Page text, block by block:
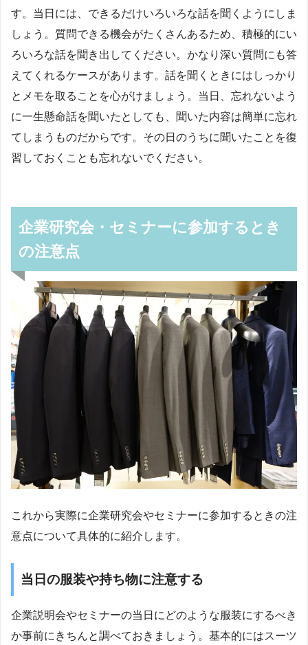
す。当日には、できるだけいろいろな話を聞くようにしま
しょう。質問できる機会がたくさんあるため、積極的にい
ろいろな話を聞き出してください。かなり深い質問にも答
えてくれるケースがあります。話を聞くときにはしっかり
とメモを取ることを心がけましょう。当日、忘れないよう
に一生懸命話を聞いたとしても、聞いた内容は簡単に忘れ
てしまうものだからです。その日のうちに聞いたことを復
習しておくことも忘れないでください。
企業研究会・セミナーに参加するとき
の注意点
これから実際に企業研究会やセミナーに参加するときの注
意点について具体的に紹介します。
当日の服装や持ち物に注意する
企業説明会やセミナーの当日にどのような服装にするべき
か事前にきちんと調べておきましょう。基本的にはスーツ